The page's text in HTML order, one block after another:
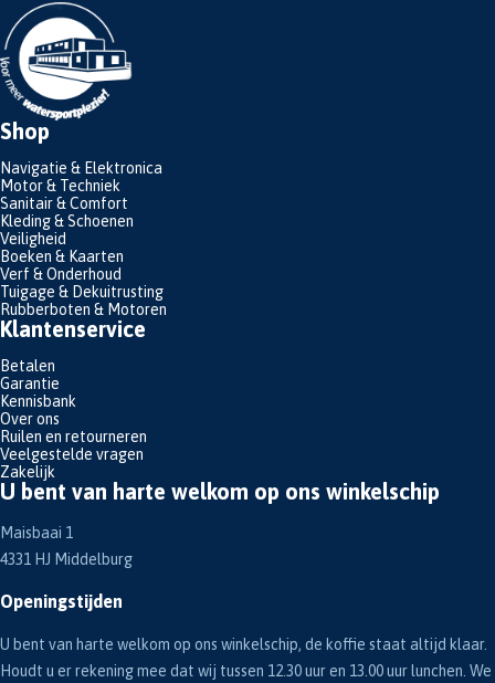
Shop
Navigatie & Elektronica
Motor & Techniek
Sanitair & Comfort
Kleding & Schoenen
Veiligheid
Boeken & Kaarten
Verf & Onderhoud
Tuigage & Dekuitrusting
Rubberboten & Motoren
Klantenservice
Betalen
Garantie
Kennisbank
Over ons
Ruilen en retourneren
Veelgestelde vragen
Zakelijk
U bent van harte welkom op ons winkelschip
Maisbaai 1
4331 HJ Middelburg
Openingstijden
U bent van harte welkom op ons winkelschip, de koffie staat altijd klaar.
Houdt u er rekening mee dat wij tussen 12.30 uur en 13.00 uur lunchen. We